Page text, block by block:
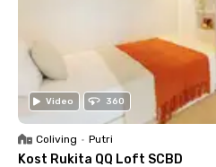
Video 360
Coliving • Putri
Kost Rukita QQ Loft SCBD